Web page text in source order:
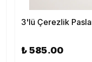
₺ 585.00